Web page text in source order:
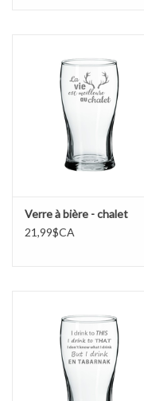
Gift cards
Verre à bière - chalet
21,99$CA